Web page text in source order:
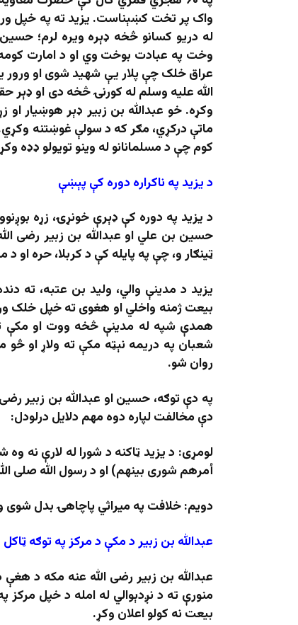
واک پر تخت کښېناست. یزید ته په خپل
له دریو کسانو څخه ډېره ویره لرم؛ حسین
وخت په عبادت بوخت وي او د امارت
عراق خلک چې پلار یې شهید شوی او
الله علیه وسلم له کورنۍ څخه دی او
وکړه. خو عبدالله بن زبیر ډېر هوښیار
ماتې درکړي، مګر که د سولې غوښتنه
کوم چې د مسلمانانو له وینو تویولو ډډه
د یزید په ناکراره دوره کې پېښې
د یزید په دوره کې ډېرې خونړۍ، زړه
حسین بن علي او عبدالله بن زبیر رضی
ټینګار و، چې په پایله کې د کربلا، حره
یزید د مدینې والي، ولید بن عتبه، ته
بیعت ژمنه واخلي او هغوی ته خپل خلک
شعبان په دریمه نېټه مکې ته ولاړ او
روان شو.
په دې توګه، حسین او عبدالله بن زبیر
دې مخالفت لپاره دوه مهم دلایل درلودل:
لومړی: د یزید ټاکنه د شورا له لارې نه
أمرهم شورى بينهم) او د رسول الله صلی
دویم: خلافت په میراثي پاچاهۍ بدل شوی
عبدالله بن زبیر د مکې د مرکز په توګه ټاکل
عبدالله بن زبیر رضی الله عنه مکه د
منورې ته د نږدېوالي له امله د خپل
بیعت نه کولو اعلان وکړ.